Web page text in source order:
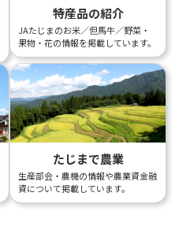
特産品の紹介
JAたじまのお米／但馬牛／野菜・
果物・花の情報を掲載しています。
たじまで農業
生産部会・農機の情報や農業資金融
資について掲載しています。